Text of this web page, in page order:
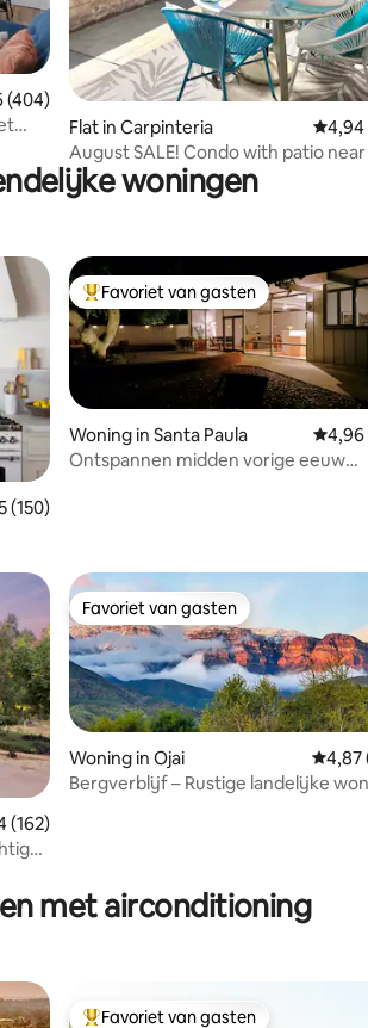
beoordeling van 4,76 op 5, 404
(404)
Flat in Carpinteria
4,94
August SALE! Condo with patio
beach.woningen
beoordeling van 5 op 5, 150
(150)
Topfavoriet van gasten
Favoriet van gasten
Woning in Santa Paula
4,96
Ontspannen midden vorige eeuw
beoordeling van 4,94 op 5, 162
(162)
Favoriet van gasten
Favoriet van gasten
Woning in Ojai
4,87
Bergverblijf – Rustige landelijke
met airconditioning
Favoriet van gasten